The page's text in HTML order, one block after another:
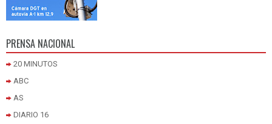
PRENSA NACIONAL
20 MINUTOS
ABC
AS
DIARIO 16